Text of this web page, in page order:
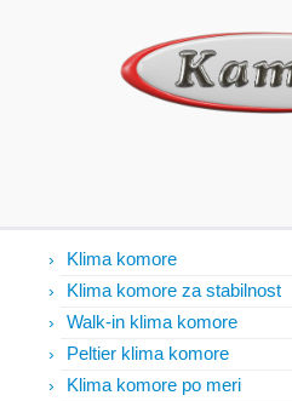
Klima komore
Klima komore za stabilnost
Walk-in klima komore
Peltier klima komore
Klima komore po meri